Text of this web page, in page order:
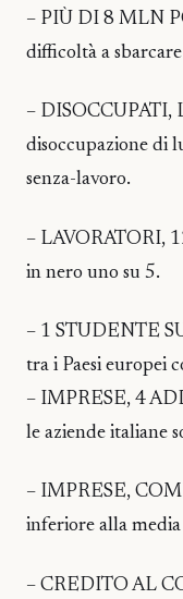
– PIÙ DI 8 MLN
difficoltà a
– DISOCCUPATI,
disoccupazione di
senza-lavoro.
– LAVORATORI,
in nero uno su 5.
– 1 STUDENTE
tra i Paesi europei
– IMPRESE, 4
le aziende italiane
– IMPRESE,
inferiore alla media
– CREDITO AL